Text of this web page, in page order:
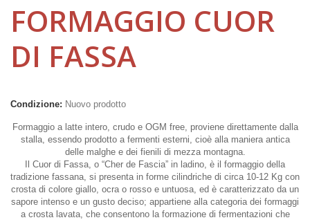
FORMAGGIO CUOR
DI FASSA
Condizione: Nuovo prodotto
Formaggio a latte intero, crudo e OGM free, proviene direttamente dalla
stalla, essendo prodotto a fermenti esterni, cioè alla maniera antica
delle malghe e dei fienili di mezza montagna.
Il Cuor di Fassa, o “Cher de Fascia” in ladino, è il formaggio della
tradizione fassana, si presenta in forme cilindriche di circa 10-12 Kg con
crosta di colore giallo, ocra o rosso e untuosa, ed è caratterizzato da un
sapore intenso e un gusto deciso; appartiene alla categoria dei formaggi
a crosta lavata, che consentono la formazione di fermentazioni che